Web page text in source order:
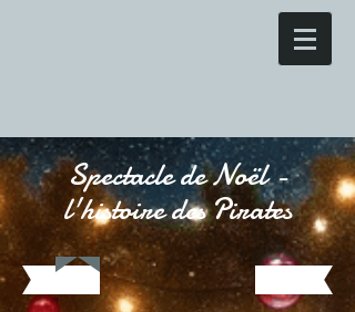
Spectacle de Noël -
l'histoire des Pirates